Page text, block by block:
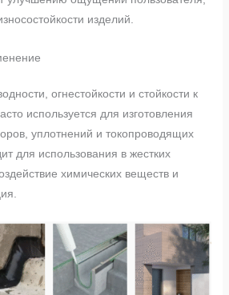
изделий.
огнестойкости и стойкости к
используется для изготовления
уплотнений и токопроводящих
для использования в жестких
химических веществ и